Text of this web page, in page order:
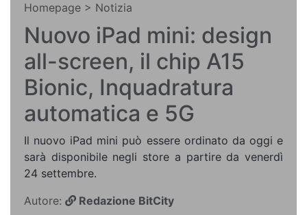
Homepage > Notizia
Nuovo iPad mini: design
all-screen, il chip A15
Bionic, Inquadratura
automatica e 5G
Il nuovo iPad mini può essere ordinato da oggi e
sarà disponibile negli store a partire da venerdì
24 settembre.
Autore:
Redazione BitCity